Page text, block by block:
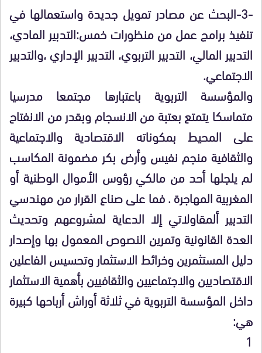
-3-البحث عن مصادر تمويل جديدة واستعمالها في
تنفيذ برامج عمل من منظورات خمس:التدبير المادي،
التدبير المالي، التدبير التربوي، التدبير الإداري ،والتدبير
الاجتماعي.
والمؤسسة التربوية باعتبارها مجتمعا مدرسيا
متماسكا يتمتع بعتبة من الانسجام وبقدر من الانفتاح
على المحيط بمكوناته الاقتصادية والاجتماعية
والثقافية منجم نفيس وأرض بكر مضمونة المكاسب
لم يلجلها أحد من مالكي رؤوس الأموال الوطنية أو
المغربية المهاجرة . فما على صناع القرار من مهندسي
التدبير ألمقاولاتي إلا الدعاية لمشروعهم وتحديث
العدة القانونية وتمرين النصوص المعمول بها وإصدار
دليل المستثمرين وخرائط الاستثمار وتحسيس الفاعلين
الاقتصاديين والاجتماعيين والثقافيين بأهمية الاستثمار
داخل المؤسسة التربوية في ثلاثة أوراش أرباحها كبيرة
هي:
1